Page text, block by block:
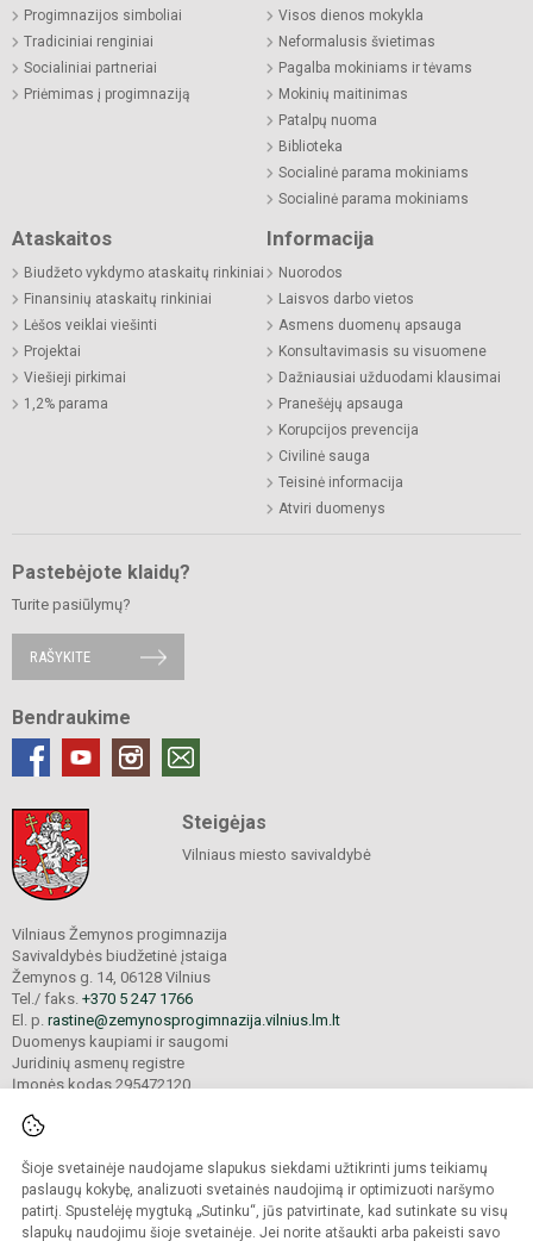
Šioje svetainėje naudojame slapukus siekdami užtikrinti jums teikiamų
paslaugų kokybę, analizuoti svetainės naudojimą ir optimizuoti naršymo
patirtį. Spustelėję mygtuką „Sutinku“, jūs patvirtinate, kad sutinkate su visų
slapukų naudojimu šioje svetainėje. Jei norite atšaukti arba pakeisti savo
Progimnazijos simboliai
Tradiciniai renginiai
Socialiniai partneriai
Priėmimas į progimnaziją
Visos dienos mokykla
Neformalusis švietimas
Pagalba mokiniams ir tėvams
Mokinių maitinimas
Patalpų nuoma
Biblioteka
Socialinė parama mokiniams
Socialinė parama mokiniams
Ataskaitos
Biudžeto vykdymo ataskaitų rinkiniai
Finansinių ataskaitų rinkiniai
Lėšos veiklai viešinti
Projektai
Viešieji pirkimai
1,2% parama
Informacija
Nuorodos
Laisvos darbo vietos
Asmens duomenų apsauga
Konsultavimasis su visuomene
Dažniausiai užduodami klausimai
Pranešėjų apsauga
Korupcijos prevencija
Civilinė sauga
Teisinė informacija
Atviri duomenys
Pastebėjote klaidų?
Turite pasiūlymų?
RAŠYKITE
Bendraukime
Steigėjas
Vilniaus miesto savivaldybė
Vilniaus Žemynos progimnazija
Savivaldybės biudžetinė įstaiga
Žemynos g. 14, 06128 Vilnius
Tel./ faks. +370 5 247 1766
El. p. rastine@zemynosprogimnazija.vilnius.lm.lt
Duomenys kaupiami ir saugomi
Juridinių asmenų registre
Įmonės kodas 295472120
© 2024. Vilniaus Žemynos progimnazija. Visos teisės saugomos.
Kopijuoti turinį be raštiško įstaigos administracijos sutikimo griežtai draudžiama.
Prieinamumo paraiška Slapukų valdymas